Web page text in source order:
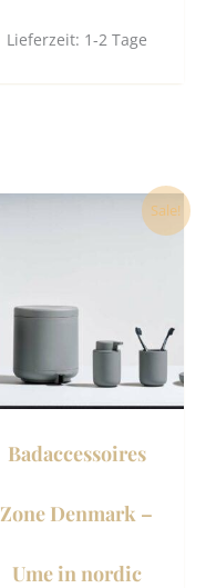
Lieferzeit: 1-2 Tage
Sale!
Badaccessoires
Zone Denmark –
Ume in nordic
auf.
Die